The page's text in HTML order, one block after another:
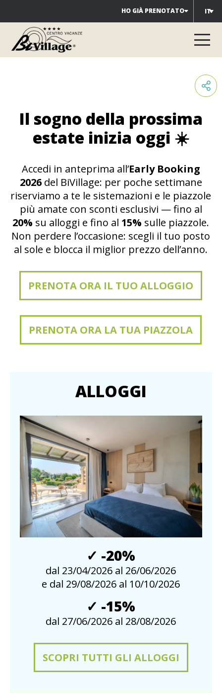
al
contenuto
HO GIÀ PRENOTATO IT
Il sogno della prossima
estate inizia oggi ☀️
Accedi in anteprima all’Early Booking
2026del BiVillage: per poche settimane
riserviamo a te le sistemazioni e le piazzole
più amate con sconti esclusivi — fino al
20% su alloggi e fino al 15% sulle piazzole.
Non perdere l’occasione: scegli il tuo posto
al sole e blocca il miglior prezzo dell’anno.
PRENOTA ORA IL TUO ALLOGGIO
PRENOTA ORA LA TUA PIAZZOLA
ALLOGGI
✓ -20%
dal 23/04/2026 al 26/06/2026
e dal 29/08/2026 al 10/10/2026
✓ -15%
dal 27/06/2026 al 28/08/2026
SCOPRI TUTTI GLI ALLOGGI